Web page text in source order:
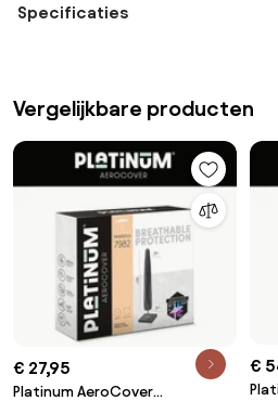
Specificaties
Vergelijkbare producten
€ 27,95
Platinum AeroCover
€